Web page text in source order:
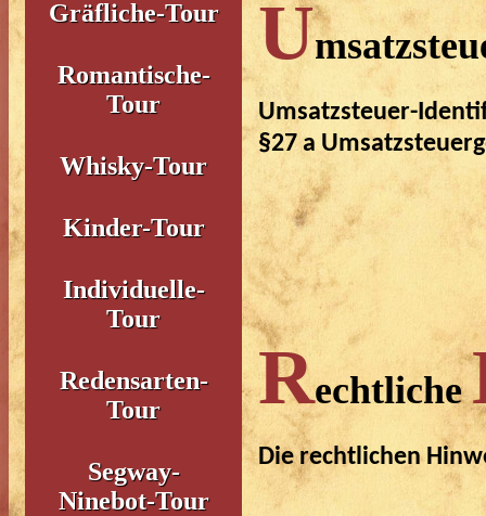
Gräfliche-Tour
Romantische-
Tour
Whisky-Tour
Kinder-Tour
Individuelle-
Tour
Redensarten-
Tour
Segway-
Ninebot-Tour
U
Umsatzsteuer-
§27 a
Rechtliche
Die rechtlichen